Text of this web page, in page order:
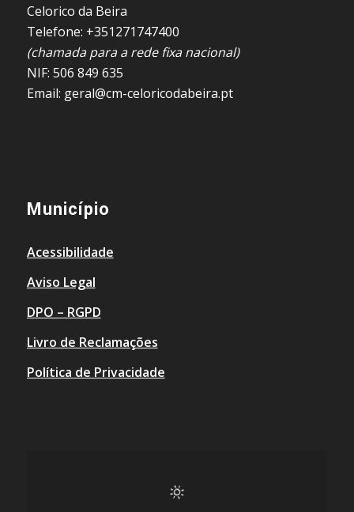
Celorico da Beira
Telefone: +351271747400
(chamada para a rede fixa nacional)
NIF: 506 849 635
Email: geral@cm-celoricodabeira.pt
Município
Acessibilidade
Aviso Legal
DPO – RGPD
Livro de Reclamações
Política de Privacidade